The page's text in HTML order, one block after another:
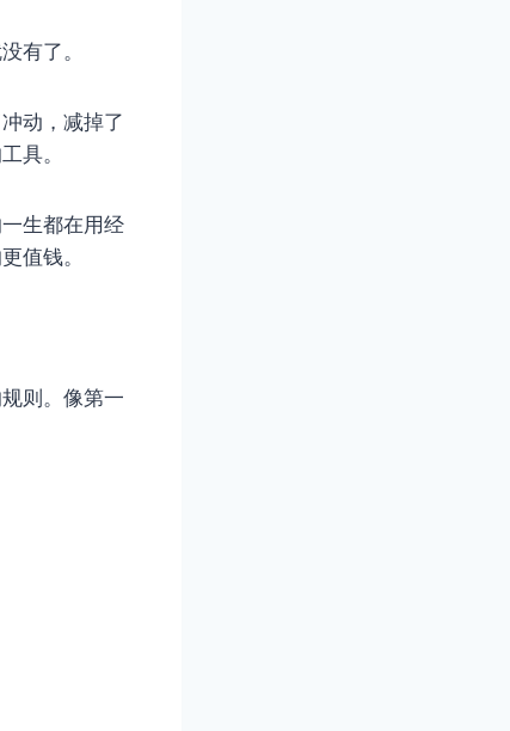
有了。
动，减掉了
具。
生都在用经
值钱。
则。像第一